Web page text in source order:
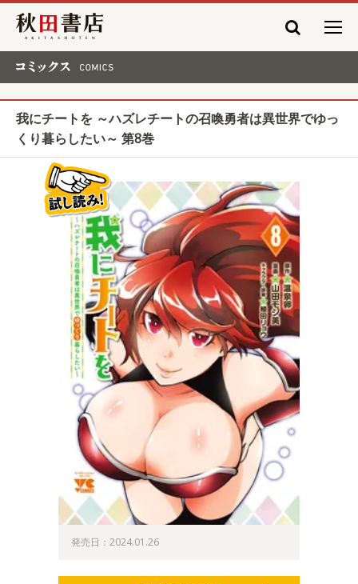
秋田書店
我にチートを ～ハズレチートの召喚勇者は異世界でゆっ
くり暮らしたい～ 第8巻
発売日：2024.01.26